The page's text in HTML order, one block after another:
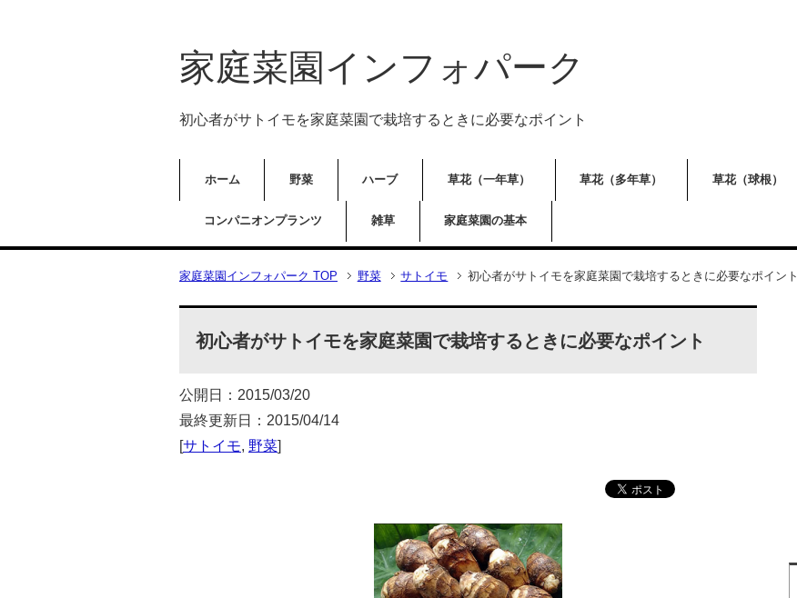
家庭菜園インフォパーク
初心者がサトイモを家庭菜園で栽培するときに必要なポイント
ホーム 野菜 ハーブ 草花（一年草） 草花（多年草） 草花（球根）
コンパニオンプランツ 雑草 家庭菜園の基本
家庭菜園インフォパーク TOP 野菜 サトイモ 初心者がサトイモを家庭菜園で栽培するときに必要なポイント
初心者がサトイモを家庭菜園で栽培するときに必要なポイント
公開日：2015/03/20
最終更新日：2015/04/14
[サトイモ, 野菜]